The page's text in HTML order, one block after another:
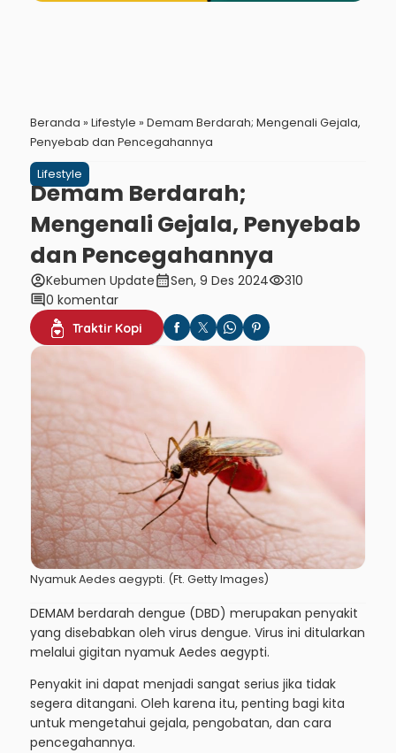
Beranda » Lifestyle » Demam Berdarah; Mengenali Gejala,
Penyebab dan Pencegahannya
Lifestyle
Demam Berdarah;
Mengenali Gejala, Penyebab
dan Pencegahannya
account_circleKebumen Updatecalendar_monthSen, 9 Des 2024visibility310
comment0 komentar
Traktir Kopi
Nyamuk Aedes aegypti. (Ft. Getty Images)
DEMAM berdarah dengue (DBD) merupakan penyakit
yang disebabkan oleh virus dengue. Virus ini ditularkan
melalui gigitan nyamuk Aedes aegypti.
Penyakit ini dapat menjadi sangat serius jika tidak
segera ditangani. Oleh karena itu, penting bagi kita
untuk mengetahui gejala, pengobatan, dan cara
pencegahannya.